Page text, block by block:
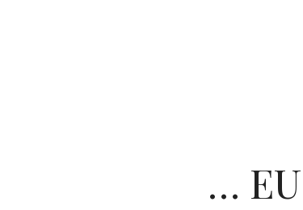
…